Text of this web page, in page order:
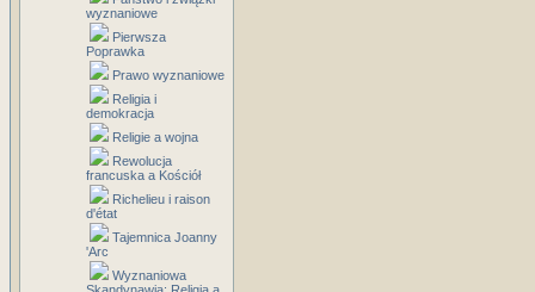
wyznaniowe
Pierwsza
Poprawka
Prawo wyznaniowe
Religia i
demokracja
Religie a wojna
Rewolucja
francuska a Kościół
Richelieu i raison
d'état
Tajemnica Joanny
'Arc
Wyznaniowa